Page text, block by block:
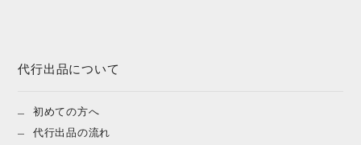
代行出品について
初めての方へ
代行出品の流れ